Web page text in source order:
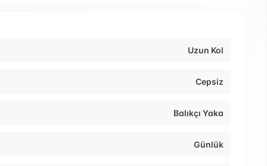
Uzun Kol
Cepsiz
Balıkçı Yaka
Günlük